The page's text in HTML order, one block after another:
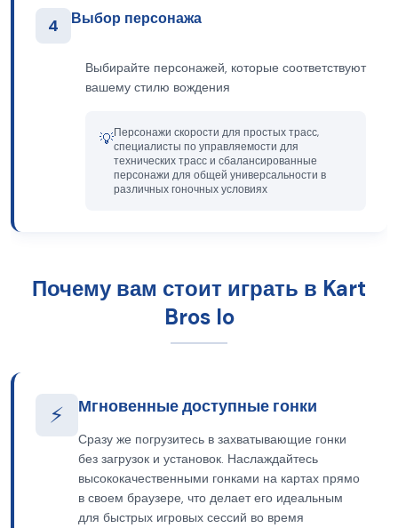
4 Выбор персонажа
Выбирайте персонажей, которые соответствуют
вашему стилю вождения
💡Персонажи скорости для простых трасс,
специалисты по управляемости для
технических трасс и сбалансированные
персонажи для общей универсальности в
различных гоночных условиях
Почему вам стоит играть в Kart
Bros Io
⚡ Мгновенные доступные гонки
Сразу же погрузитесь в захватывающие гонки
без загрузок и установок. Наслаждайтесь
высококачественными гонками на картах прямо
в своем браузере, что делает его идеальным
для быстрых игровых сессий во время